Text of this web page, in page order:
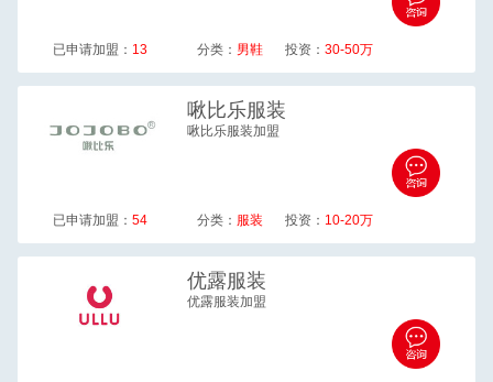
已申请加盟： 13 分类： 男鞋 投资：30-50万
啾比乐服装
啾比乐服装加盟
已申请加盟： 54 分类： 服装 投资： 10-20万
优露服装
优露服装加盟